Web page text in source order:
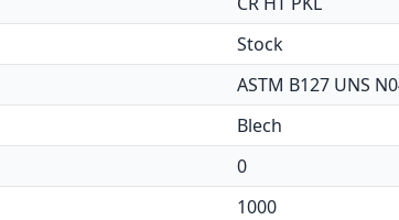
Stock
ASTM B127 UNS
Blech
0
1000